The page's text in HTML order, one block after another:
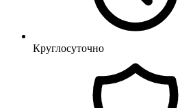
Круглосуточно